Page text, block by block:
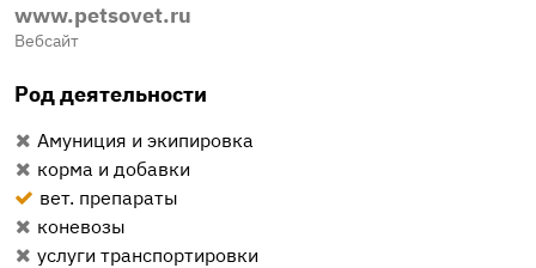
www.petsovet.ru
Вебсайт
Род деятельности
Амуниция и экипировка
корма и добавки
вет. препараты
коневозы
услуги транспортировки